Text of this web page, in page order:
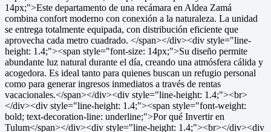
14px;">Este departamento de una recámara en Aldea Zamá
combina confort moderno con conexión a la naturaleza. La unidad
se entrega totalmente equipada, con distribución eficiente que
aprovecha cada metro cuadrado. </span></div><div style="line-
height: 1.4;"><span style="font-size: 14px;">Su diseño permite
abundante luz natural durante el día, creando una atmósfera cálida y
acogedora. Es ideal tanto para quienes buscan un refugio personal
como para generar ingresos inmediatos a través de rentas
vacacionales.</span></div><div style="line-height: 1.4;"><br>
</div><div style="line-height: 1.4;"><span style="font-weight:
bold; text-decoration-line: underline;">Por qué Invertir en
Tulum</span></div><div style="line-height: 1.4;"><br></div><div